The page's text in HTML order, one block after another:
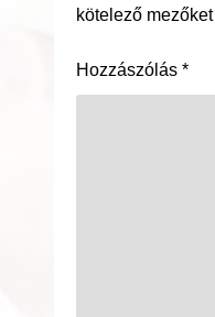
kötelező mezőket
Hozzászólás *